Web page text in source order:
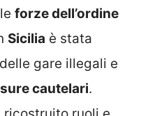
forze dell’ordine
Sicilia è stata
gare illegali e
cautelari.